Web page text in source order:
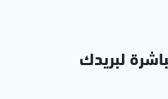
لبريدك